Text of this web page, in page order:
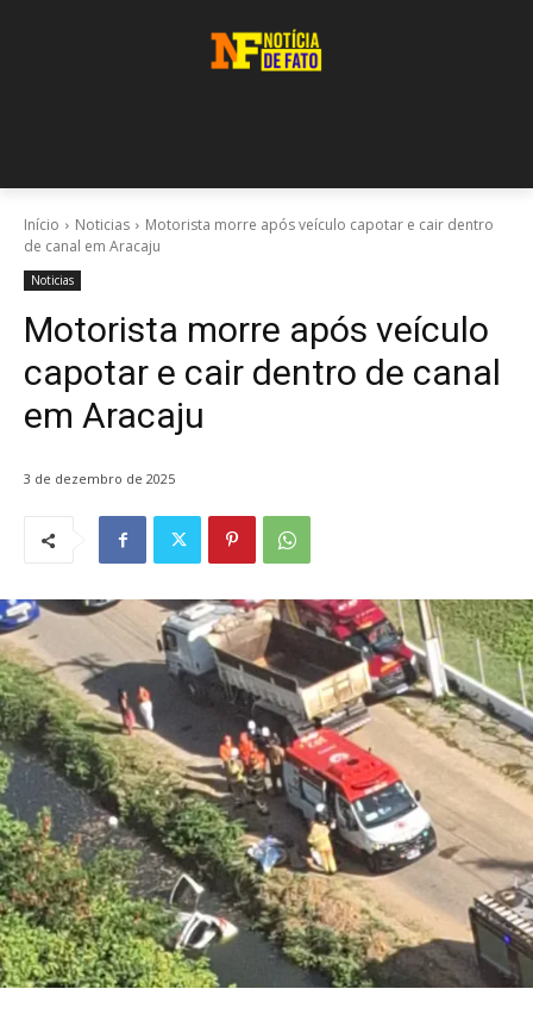
Início Noticias
Motorista morre após veículo capotar e cair dentro
de canal em Aracaju
Noticias
Motorista morre após veículo
capotar e cair dentro de canal
em Aracaju
3 de dezembro de 2025